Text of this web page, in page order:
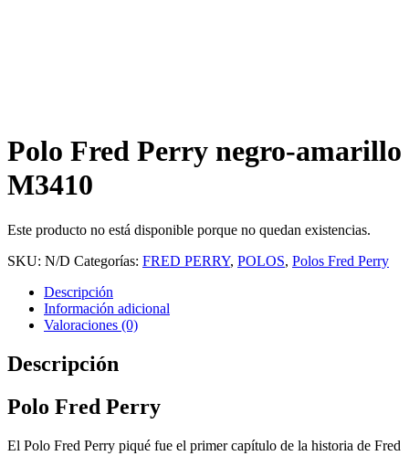
Polo Fred Perry negro-amarillo
M3410
Este producto no está disponible porque no quedan existencias.
SKU: N/D Categorías: FRED PERRY, POLOS, Polos Fred Perry
Descripción
Información adicional
Valoraciones (0)
Descripción
Polo Fred Perry
El Polo Fred Perry piqué fue el primer capítulo de la historia de Fred